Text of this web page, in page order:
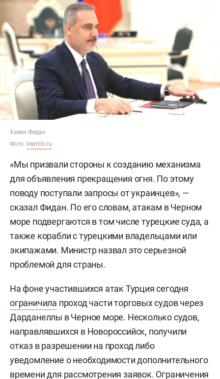
Хакан Фидан
Фото: kremlin.ru
«Мы призвали стороны к созданию механизма
для объявления прекращения огня. По этому
поводу поступали запросы от украинцев», —
сказал Фидан. По его словам, атакам в Черном
море подвергаются в том числе турецкие суда, а
также корабли с турецкими владельцами или
экипажами. Министр назвал это серьезной
проблемой для страны.
На фоне участившихся атак Турция сегодня
ограничила проход части торговых судов через
Дарданеллы в Черное море. Несколько судов,
направлявшихся в Новороссийск, получили
отказ в разрешении на проход либо
уведомление о необходимости дополнительного
времени для рассмотрения заявок. Ограничения